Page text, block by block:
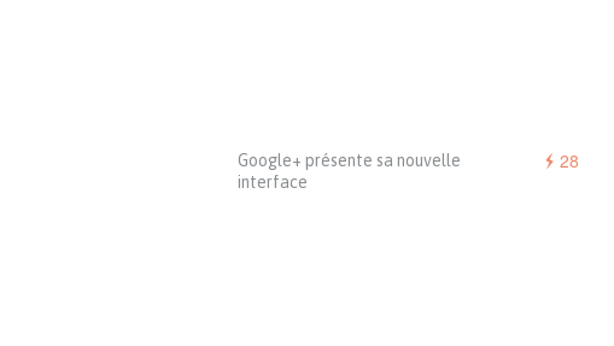
28
Google+ présente sa nouvelle
interface